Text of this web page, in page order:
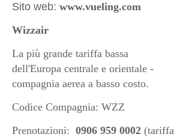
Sito web: www.vueling.com
Wizzair
La più grande tariffa bassa
dell'Europa centrale e orientale -
compagnia aerea a basso costo.
Codice Compagnia: WZZ
Prenotazioni: 0906 959 0002 (tariffa